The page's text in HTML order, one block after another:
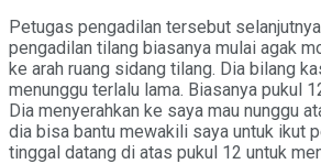
Petugas pengadilan tersebut
pengadilan tilang biasanya mulai agak
ke arah ruang sidang tilang. Dia bilang
menunggu terlalu lama. Biasanya pukul
Dia menyerahkan ke saya mau nunggu
dia bisa bantu mewakili saya untuk ikut
tinggal datang di atas pukul 12 untuk